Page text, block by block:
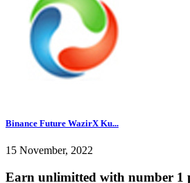
Binance Future WazirX Ku...
15 November, 2022
Earn unlimitted with number 1